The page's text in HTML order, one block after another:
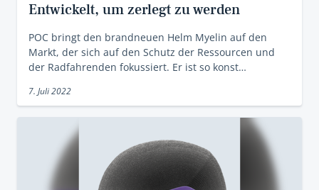
Entwickelt, um zerlegt zu werden
POC bringt den brandneuen Helm Myelin auf den
Markt, der sich auf den Schutz der Ressourcen und
der Radfahrenden fokussiert. Er ist so konst…
7. Juli 2022